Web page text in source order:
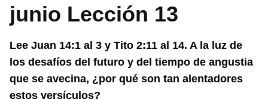
junio Lección 13
Lee Juan 14:1 al 3 y Tito 2:11 al 14. A la luz de
los desafíos del futuro y del tiempo de angustia
que se avecina, ¿por qué son tan alentadores
estos versículos?